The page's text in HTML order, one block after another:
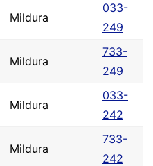
Mildura
033-
249
Mildura
733-
249
Mildura
033-
242
Mildura
733-
242